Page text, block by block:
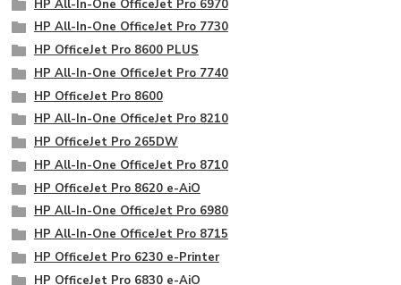
HP All-In-One OfficeJet Pro 6970
HP All-In-One OfficeJet Pro 7730
HP OfficeJet Pro 8600 PLUS
HP All-In-One OfficeJet Pro 7740
HP OfficeJet Pro 8600
HP All-In-One OfficeJet Pro 8210
HP OfficeJet Pro 265DW
HP All-In-One OfficeJet Pro 8710
HP OfficeJet Pro 8620 e-AiO
HP All-In-One OfficeJet Pro 6980
HP All-In-One OfficeJet Pro 8715
HP OfficeJet Pro 6230 e-Printer
HP OfficeJet Pro 6830 e-AiO